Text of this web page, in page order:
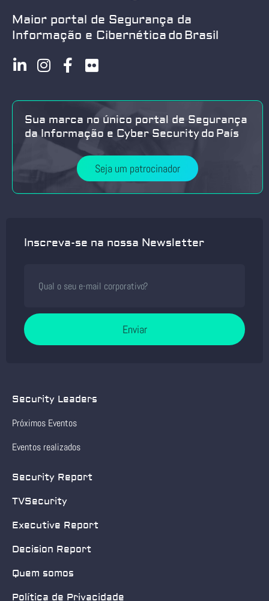
Maior portal de Segurança da
Informação e Cibernética do Brasil
Sua marca no único portal de Segurança
da Informação e Cyber Security do País
Seja um patrocinador
Inscreva-se na nossa Newsletter
Enviar
Security Leaders
Próximos Eventos
Eventos realizados
Security Report
TVSecurity
Executive Report
Decision Report
Quem somos
Política de Privacidade